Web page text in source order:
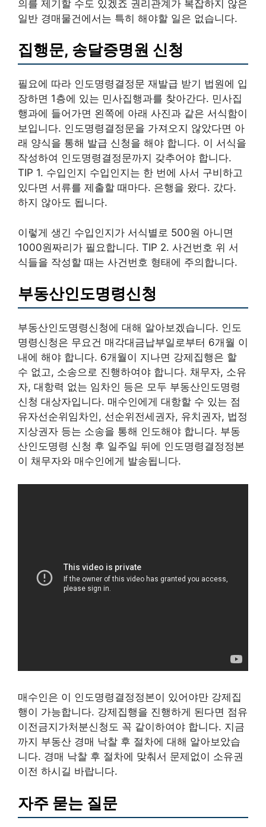
의를 제기할 수도 있겠죠 권리관계가 복잡하지 않은
일반 경매물건에서는 특히 해야할 일은 없습니다.
집행문, 송달증명원 신청
필요에 따라 인도명령결정문 재발급 받기 법원에 입
장하면 1층에 있는 민사집행과를 찾아간다. 민사집
행과에 들어가면 왼쪽에 아래 사진과 같은 서식함이
보입니다. 인도명령결정문을 가져오지 않았다면 아
래 양식을 통해 발급 신청을 해야 합니다. 이 서식을
작성하여 인도명령결정문까지 갖추어야 합니다.
TIP 1. 수입인지 수입인지는 한 번에 사서 구비하고
있다면 서류를 제출할 때마다. 은행을 왔다. 갔다.
하지 않아도 됩니다.
이렇게 생긴 수입인지가 서식별로 500원 아니면
1000원짜리가 필요합니다. TIP 2. 사건번호 위 서
식들을 작성할 때는 사건번호 형태에 주의합니다.
부동산인도명령신청
부동산인도명령신청에 대해 알아보겠습니다. 인도
명령신청은 무요건 매각대금납부일로부터 6개월 이
내에 해야 합니다. 6개월이 지나면 강제집행은 할
수 없고, 소송으로 진행하여야 합니다. 채무자, 소유
자, 대항력 없는 임차인 등은 모두 부동산인도명령
신청 대상자입니다. 매수인에게 대항할 수 있는 점
유자선순위임차인, 선순위전세권자, 유치권자, 법정
지상권자 등는 소송을 통해 인도해야 합니다. 부동
산인도명령 신청 후 일주일 뒤에 인도명령결정정본
이 채무자와 매수인에게 발송됩니다.
매수인은 이 인도명령결정정본이 있어야만 강제집
행이 가능합니다. 강제집행을 진행하게 된다면 점유
이전금지가처분신청도 꼭 같이하여야 합니다. 지금
까지 부동산 경매 낙찰 후 절차에 대해 알아보았습
니다. 경매 낙찰 후 절차에 맞춰서 문제없이 소유권
이전 하시길 바랍니다.
자주 묻는 질문